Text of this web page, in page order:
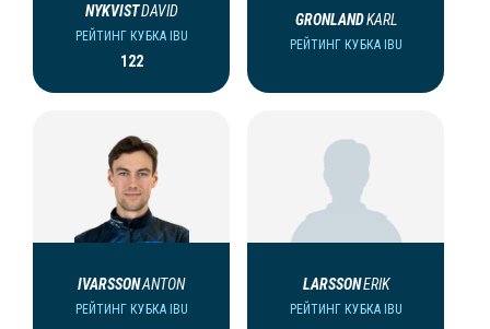
NYKVISTDAVID
РЕЙТИНГ КУБКА IBU
122
GRONLANDKARL
РЕЙТИНГ КУБКА IBU
IVARSSONANTON
РЕЙТИНГ КУБКА IBU
LARSSONERIK
РЕЙТИНГ КУБКА IBU